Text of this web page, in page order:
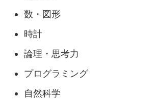
数・図形
時計
論理・思考力
プログラミング
自然科学